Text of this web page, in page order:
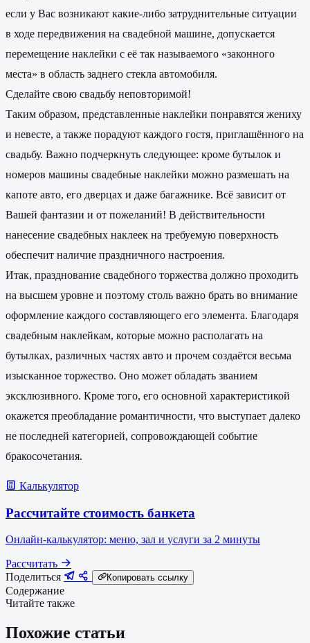
если у Вас возникают какие-либо затруднительные ситуации
в ходе передвижения на свадебной машине, допускается
перемещение наклейки с её так называемого «законного
места» в область заднего стекла автомобиля.
Сделайте свою свадьбу неповторимой!
Таким образом, представленные наклейки понравятся жениху
и невесте, а также порадуют каждого гостя, приглашённого на
свадьбу. Важно подчеркнуть следующее: кроме бутылок и
номеров машины свадебные наклейки можно размешать на
капоте авто, его дверцах и даже багажнике. Всё зависит от
Вашей фантазии и от пожеланий! В действительности
нанесение свадебных наклеек на требуемую поверхность
обеспечит наличие праздничного настроения.
Итак, празднование свадебного торжества должно проходить
на высшем уровне и поэтому столь важно брать во внимание
оформление каждого составляющего его элемента. Благодаря
свадебным наклейкам, которые можно располагать на
бутылках, различных частях авто и прочем создаётся весьма
изысканное торжество. Оно может обладать званием
эксклюзивного. Кроме того, его основной характеристикой
окажется преобладание романтичности, что выступает далеко
не последней категорией, сопровождающей событие
бракосочетания.
Калькулятор
Рассчитайте стоимость банкета
Онлайн-калькулятор: меню, зал и услуги за 2 минуты
Рассчитать
Поделиться
Копировать ссылку
Содержание
Читайте также
Похожие статьи